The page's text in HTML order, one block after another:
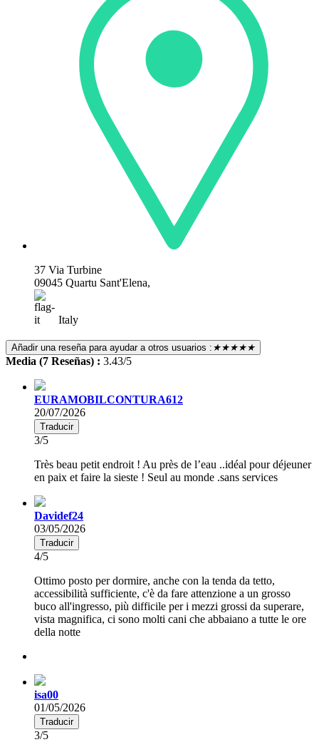
37 Via Turbine
09045 Quartu Sant'Elena,
Italy
Añadir una reseña para ayudar a otros usuarios : ★★★★★
Media (7 Reseñas) : 3.43/5
EURAMOBILCONTURA612
20/07/2026
Traducir
3/5
Très beau petit endroit ! Au près de l’eau ..idéal pour déjeuner
en paix et faire la sieste ! Seul au monde .sans services
Davidef24
03/05/2026
Traducir
4/5
Ottimo posto per dormire, anche con la tenda da tetto,
accessibilità sufficiente, c'è da fare attenzione a un grosso
buco all'ingresso, più difficile per i mezzi grossi da superare,
vista magnifica, ci sono molti cani che abbaiano a tutte le ore
della notte
isa00
01/05/2026
Traducir
3/5